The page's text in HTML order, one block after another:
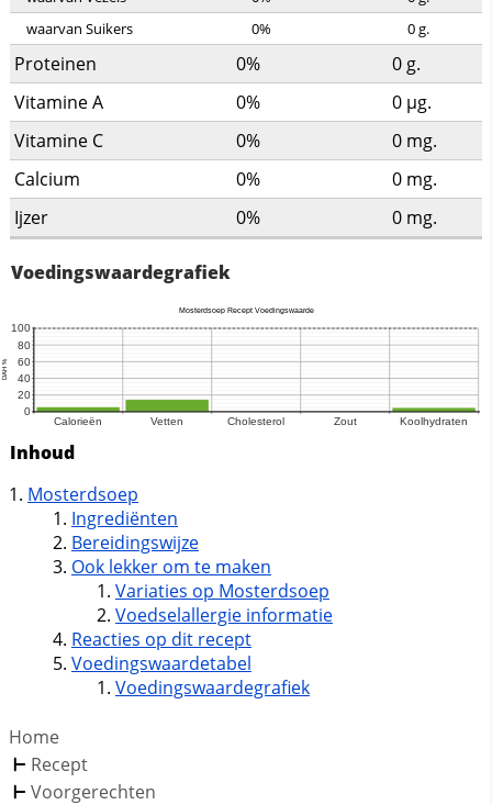
waarvan Suikers
0% 0g.
Proteinen 0% 0g.
Vitamine A
0% 0 µg.
Vitamine C
0% 0 mg.
Calcium
0% 0 mg.
Ijzer
0% 0 mg.
Voedingswaardegrafiek
Inhoud
Mosterdsoep
Ingrediënten
Bereidingswijze
Ook lekker om te maken
Variaties op Mosterdsoep
Voedselallergie informatie
Reacties op dit recept
Voedingswaardetabel
Voedingswaardegrafiek
Home
Recept
Voorgerechten